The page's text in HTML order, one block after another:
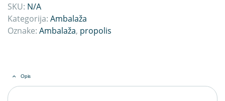
SKU: N/A
Kategorija: Ambalaža
Oznake: Ambalaža, propolis
Opis